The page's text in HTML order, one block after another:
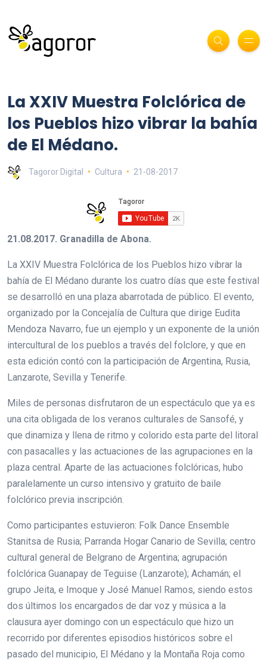
La XXIV Muestra Folclórica de
los Pueblos hizo vibrar la bahía
de El Médano.
Tagoror Digital Cultura 21-08-2017
21.08.2017. Granadilla de Abona.
La XXIV Muestra Folclórica de los Pueblos hizo vibrar la
bahía de El Médano durante los cuatro días que este festival
se desarrolló en una plaza abarrotada de público. El evento,
organizado por la Concejalía de Cultura que dirige Eudita
Mendoza Navarro, fue un ejemplo y un exponente de la unión
intercultural de los pueblos a través del folclore, y que en
esta edición contó con la participación de Argentina, Rusia,
Lanzarote, Sevilla y Tenerife.
Miles de personas disfrutaron de un espectáculo que ya es
una cita obligada de los veranos culturales de Sansofé, y
que dinamiza y llena de ritmo y colorido esta parte del litoral
con pasacalles y las actuaciones de las agrupaciones en la
plaza central. Aparte de las actuaciones folclóricas, hubo
paralelamente un curso intensivo y gratuito de baile
folclórico previa inscripción.
Como participantes estuvieron: Folk Dance Ensemble
Stanitsa de Rusia; Parranda Hogar Canario de Sevilla; centro
cultural general de Belgrano de Argentina; agrupación
folclórica Guanapay de Teguise (Lanzarote); Achamán; el
grupo Jeita, e Imoque y José Manuel Ramos, siendo estos
dos últimos los encargados de dar voz y música a la
clausura ayer domingo con un espectáculo que hizo un
recorrido por diferentes episodios históricos sobre el
pasado del municipio, El Médano y la Montaña Roja como